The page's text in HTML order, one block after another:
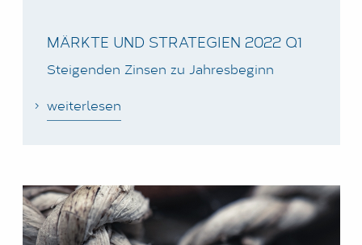
MÄRKTE UND STRATEGIEN 2022 Q1
Steigenden Zinsen zu Jahresbeginn
weiterlesen